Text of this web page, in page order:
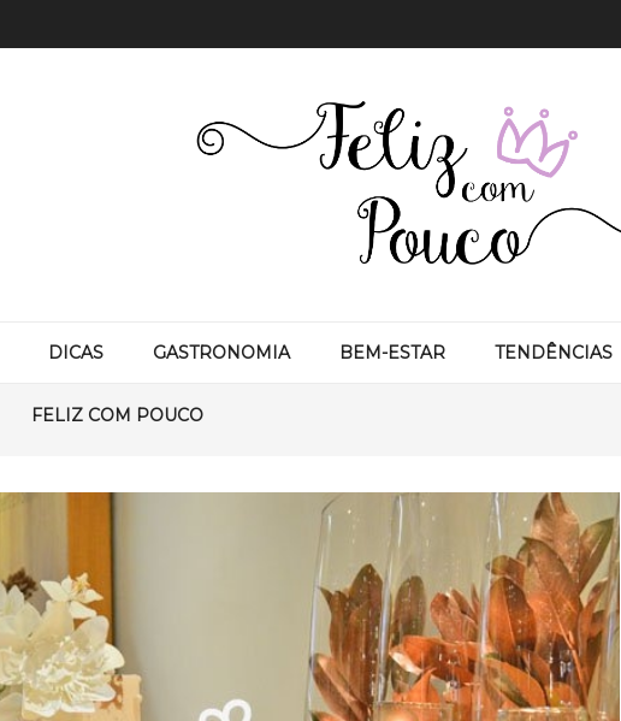
DICAS GASTRONOMIA BEM-ESTAR TENDÊNCIAS
FELIZ COM POUCO